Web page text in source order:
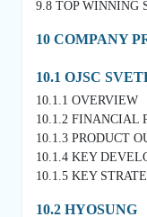
9.8 TOP WINNING
10 COMPANY
10.1 OJSC
10.1.1 OVERVIEW
10.1.2 FINANCIAL
10.1.3 PRODUCT
10.1.4 KEY
10.1.5 KEY
10.2 HYOSUNG